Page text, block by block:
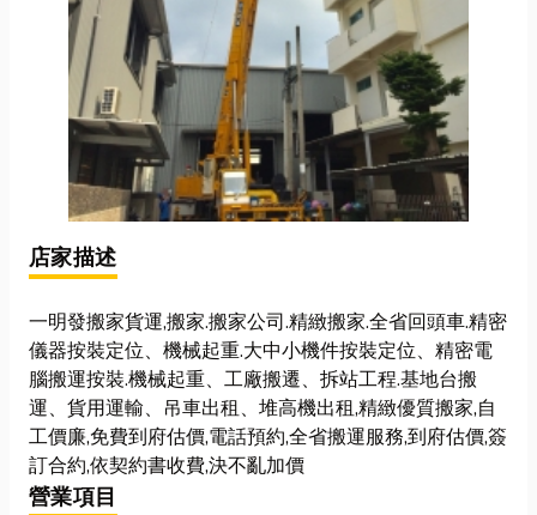
店家描述
一明發搬家貨運,搬家.搬家公司.精緻搬家.全省回頭車.精密
儀器按裝定位、機械起重.大中小機件按裝定位、精密電
腦搬運按裝.機械起重、工廠搬遷、拆站工程.基地台搬
運、貨用運輸、吊車出租、堆高機出租,精緻優質搬家,自
工價廉,免費到府估價,電話預約,全省搬運服務,到府估價,簽
訂合約,依契約書收費,決不亂加價
營業項目